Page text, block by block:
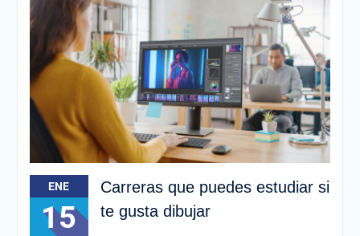
ENE
15
Carreras que puedes estudiar si
te gusta dibujar